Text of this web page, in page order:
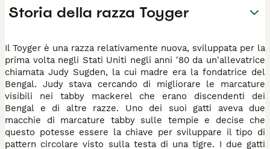
Storia della razza Toyger
Il Toyger è una razza relativamente nuova, sviluppata per la
prima volta negli Stati Uniti negli anni '80 da un'allevatrice
chiamata Judy Sugden, la cui madre era la fondatrice del
Bengal. Judy stava cercando di migliorare le marcature
visibili nei tabby mackerel che erano discendenti dei
Bengal e di altre razze. Uno dei suoi gatti aveva due
macchie di marcature tabby sulle tempie e decise che
questo potesse essere la chiave per sviluppare il tipo di
pattern circolare visto sulla testa di una tigre. I due gatti